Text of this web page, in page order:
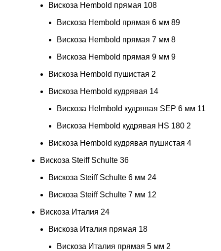
Вискоза Hembold прямая 108
Вискоза Hembold прямая 6 мм 89
Вискоза Hembold прямая 7 мм 8
Вискоза Hembold прямая 9 мм 9
Вискоза Hembold пушистая 2
Вискоза Hembold кудрявая 14
Вискоза Helmbold кудрявая SEP 6 мм 11
Вискоза Hembold кудрявая HS 180 2
Вискоза Hembold кудрявая пушистая 4
Вискоза Steiff Schulte 36
Вискоза Steiff Schulte 6 мм 24
Вискоза Steiff Schulte 7 мм 12
Вискоза Италия 24
Вискоза Италия прямая 18
Вискоза Италия прямая 5 мм 2